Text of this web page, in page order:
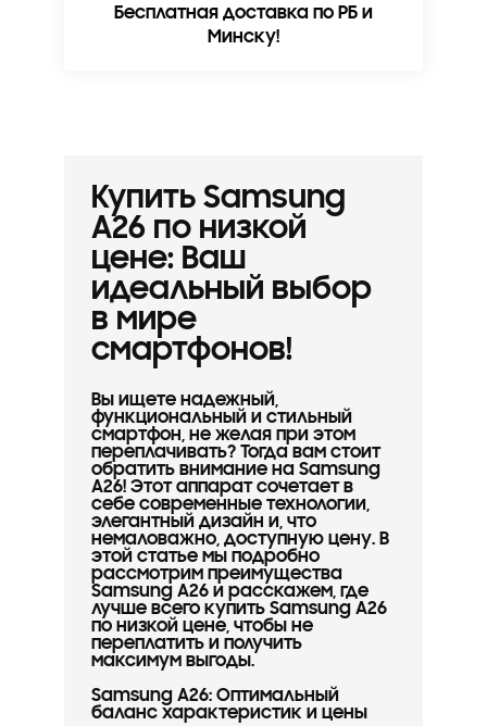
Бесплатная доставка по РБ и
Минску!
Купить Samsung
A26 по низкой
цене: Ваш
идеальный выбор
в мире
смартфонов!
Вы ищете надежный,
функциональный и стильный
смартфон, не желая при этом
переплачивать? Тогда вам стоит
обратить внимание на Samsung
A26! Этот аппарат сочетает в
себе современные технологии,
элегантный дизайн и, что
немаловажно, доступную цену. В
этой статье мы подробно
рассмотрим преимущества
Samsung A26 и расскажем, где
лучше всего купить Samsung A26
по низкой цене, чтобы не
переплатить и получить
максимум выгоды.
Samsung A26: Оптимальный
баланс характеристик и цены